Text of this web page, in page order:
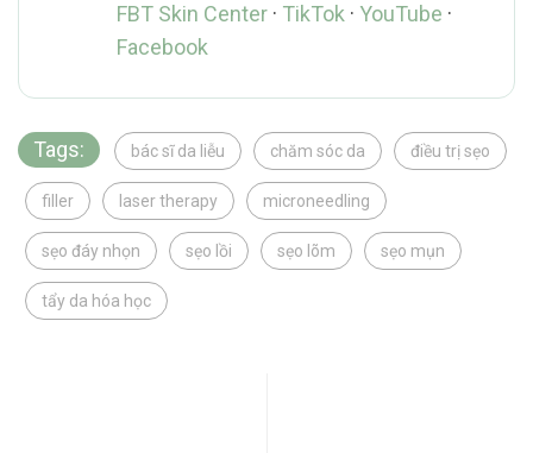
FBT Skin Center · TikTok · YouTube ·
Facebook
Tags: bác sĩ da liễu chăm sóc da điều trị sẹo
filler laser therapy microneedling
sẹo đáy nhọn sẹo lồi sẹo lõm sẹo mụn
tẩy da hóa học